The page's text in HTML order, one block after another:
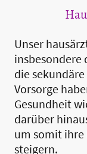
Unser
insbesondere
die
Vorsorge
Gesundheit
darüber
um somit
steigern.